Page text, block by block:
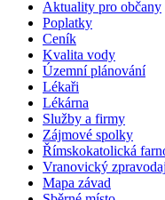
Aktuality pro občany
Poplatky
Ceník
Kvalita vody
Územní plánování
Lékaři
Lékárna
Služby a firmy
Zájmové spolky
Římskokatolická
Vranovický zpravodaj
Mapa závad